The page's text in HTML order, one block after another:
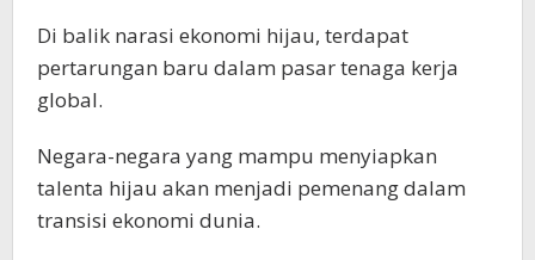
Di balik narasi ekonomi hijau, terdapat
pertarungan baru dalam pasar tenaga kerja
global.
Negara-negara yang mampu menyiapkan
talenta hijau akan menjadi pemenang dalam
transisi ekonomi dunia.